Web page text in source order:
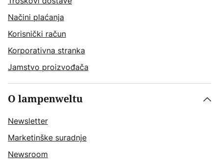
Načini plaćanja
Korisnički račun
Korporativna stranka
Jamstvo proizvođača
O lampenweltu
Newsletter
Marketinške suradnje
Newsroom